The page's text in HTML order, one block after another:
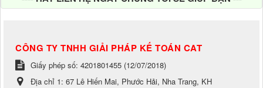
CÔNG TY TNHH GIẢI PHÁP KẾ TOÁN CAT
Giấy phép số: 4201801455 (12/07/2018)
Địa chỉ 1: 67 Lê Hiến Mai, Phước Hải, Nha Trang, KH